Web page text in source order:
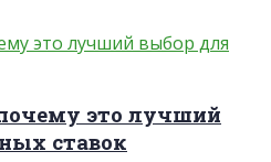
это лучший
ставок